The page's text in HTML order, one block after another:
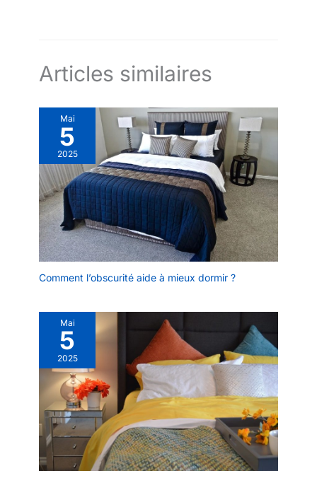
Articles similaires
Mai
5
2025
Comment l’obscurité aide à mieux dormir ?
Mai
5
2025